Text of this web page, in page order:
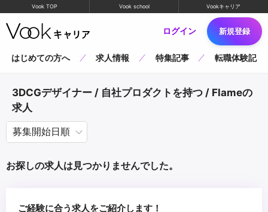
Vook TOP Vook school Vookキャリア
ログイン 新規登録
はじめての方へ 求人情報 特集記事 転職体験記
3DCGデザイナー / 自社プロダクトを持つ / Flameの
求人
お探しの求人は見つかりませんでした。
ご経験に合う求人をご紹介します！